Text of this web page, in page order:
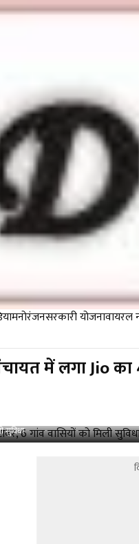
मनोरंजनसरकारी योजनावायरल
में लगा Jio का
सुविधा